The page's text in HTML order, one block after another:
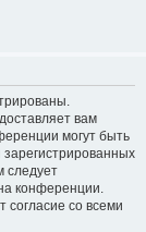
вам
могут быть
следует
конференции.
согласие со всеми